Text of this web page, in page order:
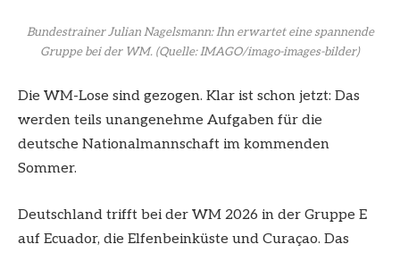
Bundestrainer Julian Nagelsmann: Ihn erwartet eine spannende
Gruppe bei der WM. (Quelle: IMAGO/imago-images-bilder)
Die WM-Lose sind gezogen. Klar ist schon jetzt: Das
werden teils unangenehme Aufgaben für die
deutsche Nationalmannschaft im kommenden
Sommer.
Deutschland trifft bei der WM 2026 in der Gruppe E
auf Ecuador, die Elfenbeinküste und Curaçao. Das